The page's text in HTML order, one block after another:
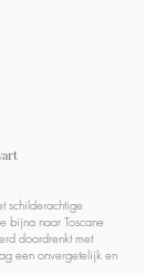
schilderachtige
bijna naar Toscane
doordrenkt met
een onvergetelijk en